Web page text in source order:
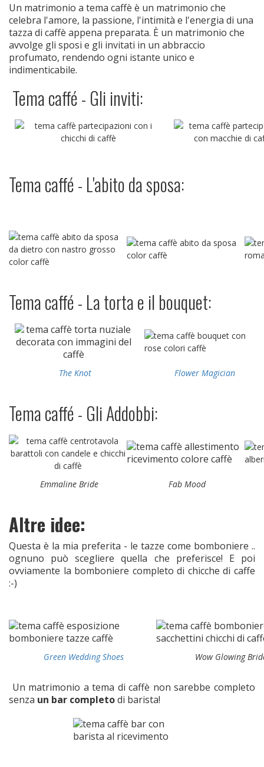
Un matrimonio a tema caffè è un matrimonio che
celebra l'amore, la passione, l'intimità e l'energia di una
tazza di caffè appena preparata. È un matrimonio che
avvolge gli sposi e gli invitati in un abbraccio
profumato, rendendo ogni istante unico e
indimenticabile.
Tema caffé - Gli inviti:
Tema caffé - L'abito da sposa:
Tema caffé - La torta e il bouquet:
The Knot Flower Magician
Tema caffé - Gli Addobbi:
Emmaline Bride Fab Mood
Altre idee:
Questa è la mia preferita - le tazze come bomboniere ..
ognuno può scegliere quella che preferisce! E poi
ovviamente la bomboniere completo di chicche di caffe
:-)
Green Wedding Shoes Wow Glowing
Un matrimonio a tema di caffè non sarebbe completo
senza un bar completodi barista!